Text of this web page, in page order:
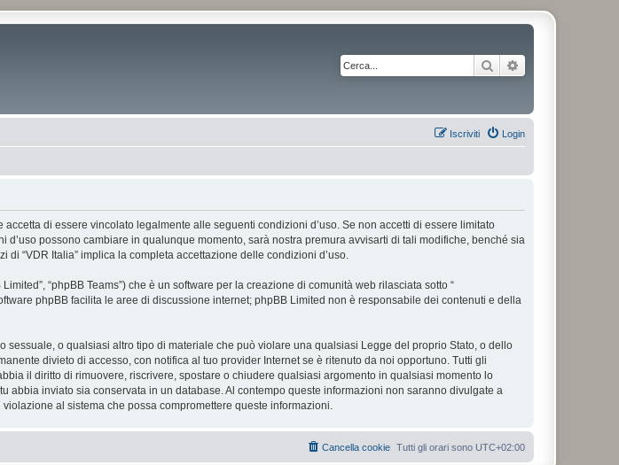
Cerca
Login
Iscriviti
accetta di essere vincolato legalmente alle seguenti condizioni d’uso. Se non accetti di essere limitato
possono cambiare in qualunque momento, sarà nostra premura avvisarti di tali modifiche, benché sia
“VDR Italia” implica la completa accettazione delle condizioni d’uso.
“phpBB Teams”) che è un software per la creazione di comunità web rilasciata sotto “
phpBB facilita le aree di discussione internet; phpBB Limited non è responsabile dei contenuti e della
o qualsiasi altro tipo di materiale che può violare una qualsiasi Legge del proprio Stato, o dello
divieto di accesso, con notifica al tuo provider Internet se è ritenuto da noi opportuno. Tutti gli
il diritto di rimuovere, riscrivere, spostare o chiudere qualsiasi argomento in qualsiasi momento lo
inviato sia conservata in un database. Al contempo queste informazioni non saranno divulgate a
al sistema che possa compromettere queste informazioni.
Tutti gli orari sono UTC+02:00
Cancella cookie